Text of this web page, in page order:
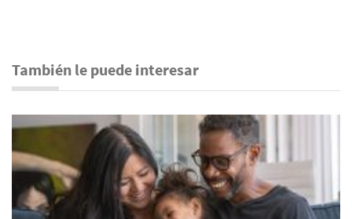
También le puede interesar